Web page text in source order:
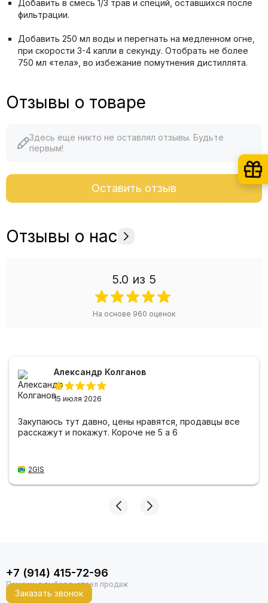
Добавить в смесь 1/3 трав и специй, оставшихся после
фильтрации.
Добавить 250 мл воды и перегнать на медленном огне,
при скорости 3-4 капли в секунду. Отобрать не более
750 мл «тела», во избежание помутнения дистиллята.
Отзывы о товаре
Здесь еще никто не оставлял отзывы. Будьте
первым!
Оставить отзыв
Отзывы о нас
5.0 из 5
На основе 960 оценок
Александр Колганов
15 июля 2026
Закупаюсь тут давно, цены нравятся, продавцы все
расскажут и покажут. Короче не 5 а 6
2GIS
+7 (914) 415-72-96
Заказать звонок